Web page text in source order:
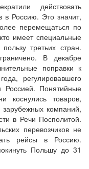
действовать
в Россию. Это значит,
перемещаться по
имеет специальные
третьих стран.
В декабре
поправки к
регулировавшего
Россией. Понятийные
коснулись товаров,
компаний,
в Речи Посполитой.
перевозчиков не
рейсы в Россию.
Польшу до 31